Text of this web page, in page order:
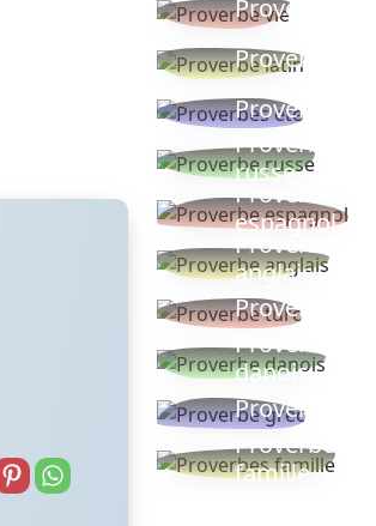
Proverbe vie
Proverbe latin
Proverbes ete
Proverbe
russe
Proverbe
espagnol
Proverbe
anglais
Proverbe turc
Proverbe
danois
Proverbe grec
Proverbes
famille